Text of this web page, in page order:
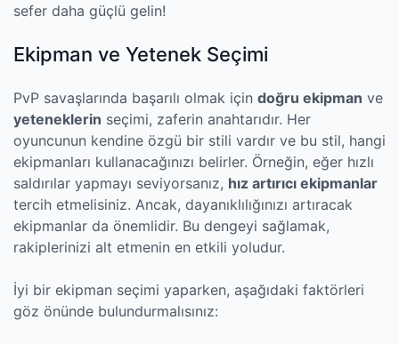
sefer daha güçlü gelin!
Ekipman ve Yetenek Seçimi
PvP savaşlarında başarılı olmak için doğru ekipman ve
yeteneklerin seçimi, zaferin anahtarıdır. Her
oyuncunun kendine özgü bir stili vardır ve bu stil, hangi
ekipmanları kullanacağınızı belirler. Örneğin, eğer hızlı
saldırılar yapmayı seviyorsanız, hız artırıcı ekipmanlar
tercih etmelisiniz. Ancak, dayanıklılığınızı artıracak
ekipmanlar da önemlidir. Bu dengeyi sağlamak,
rakiplerinizi alt etmenin en etkili yoludur.
İyi bir ekipman seçimi yaparken, aşağıdaki faktörleri
göz önünde bulundurmalısınız: